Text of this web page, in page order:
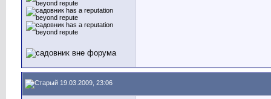
19.03.2009, 23:06